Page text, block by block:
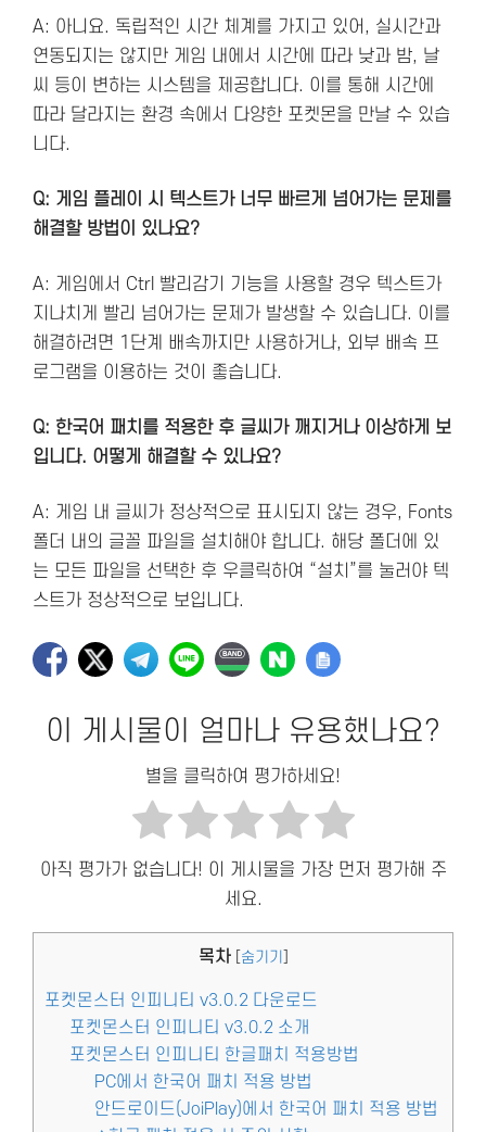
A: 아니요. 독립적인 시간 체계를 가지고 있어, 실시간과
연동되지는 않지만 게임 내에서 시간에 따라 낮과 밤, 날
씨 등이 변하는 시스템을 제공합니다. 이를 통해 시간에
따라 달라지는 환경 속에서 다양한 포켓몬을 만날 수 있습
니다.
Q: 게임 플레이 시 텍스트가 너무 빠르게 넘어가는 문제를
해결할 방법이 있나요?
A: 게임에서 Ctrl 빨리감기 기능을 사용할 경우 텍스트가
지나치게 빨리 넘어가는 문제가 발생할 수 있습니다. 이를
해결하려면 1단계 배속까지만 사용하거나, 외부 배속 프
로그램을 이용하는 것이 좋습니다.
Q: 한국어 패치를 적용한 후 글씨가 깨지거나 이상하게 보
입니다. 어떻게 해결할 수 있나요?
A: 게임 내 글씨가 정상적으로 표시되지 않는 경우, Fonts
폴더 내의 글꼴 파일을 설치해야 합니다. 해당 폴더에 있
는 모든 파일을 선택한 후 우클릭하여 “설치”를 눌러야 텍
스트가 정상적으로 보입니다.
이 게시물이 얼마나 유용했나요?
별을 클릭하여 평가하세요!
아직 평가가 없습니다! 이 게시물을 가장 먼저 평가해 주
세요.
목차 숨기기
포켓몬스터 인피니티 v3.0.2 다운로드
포켓몬스터 인피니티 v3.0.2 소개
포켓몬스터 인피니티 한글패치 적용방법
PC에서 한국어 패치 적용 방법
안드로이드(JoiPlay)에서 한국어 패치 적용 방법